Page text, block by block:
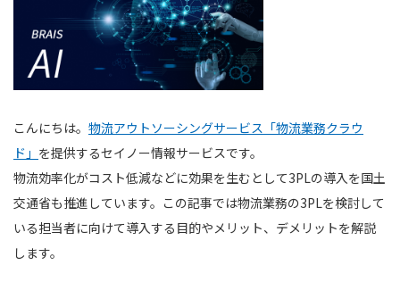
こんにちは。 物流アウトソーシングサービス「物流業務クラウ
ド」 を提供するセイノー情報サービスです。
物流効率化がコスト低減などに効果を生むとして3PLの導入を国土
交通省も推進しています。この記事では物流業務の3PLを検討して
いる担当者に向けて導入する目的やメリット、デメリットを解説
します。